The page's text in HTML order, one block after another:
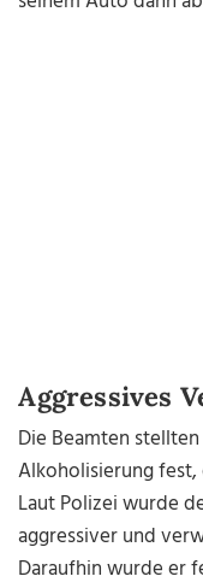
Aggressives
Die Beamten
Alkoholisierung
Laut Polizei wurde
aggressiver und
Daraufhin wurde er